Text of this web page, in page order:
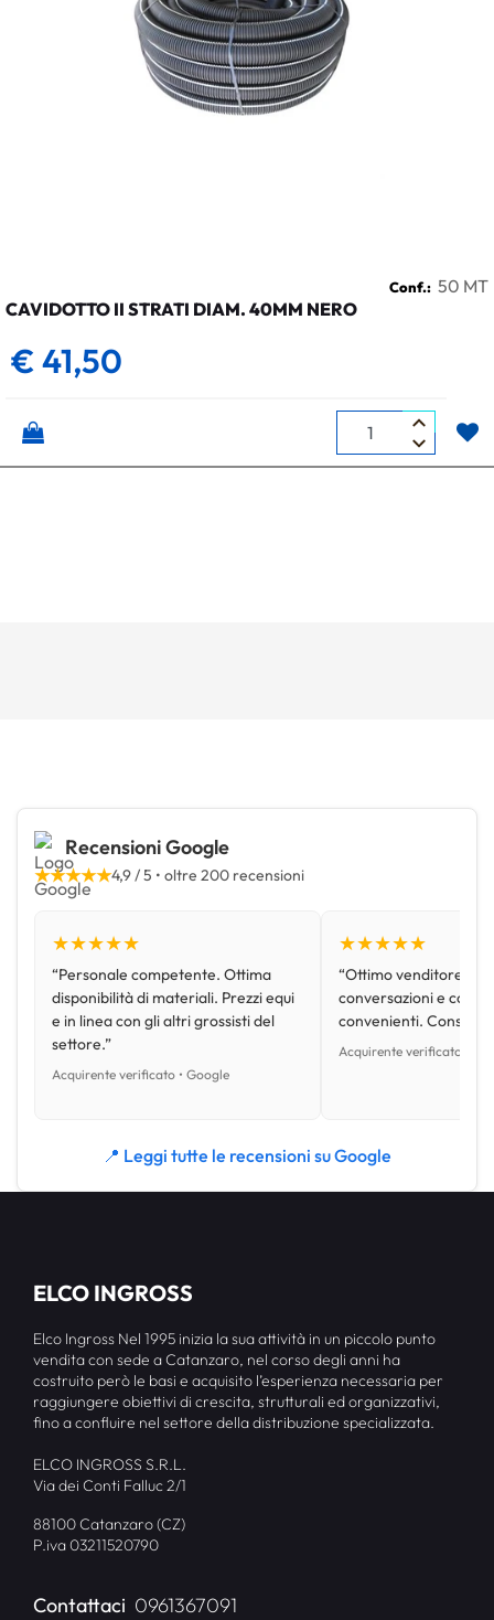
Conf.: 50 MT
CAVIDOTTO II STRATI DIAM. 40MM NERO
€ 41,50
Quantità
Recensioni Google
★★★★★4,9 / 5 • oltre 200 recensioni
★★★★★
“Personale competente. Ottima
disponibilità di materiali. Prezzi equi
e in linea con gli altri grossisti del
settore.”
Acquirente verificato • Google
★★★★★
“Ottimo venditore,
conversazioni e con
convenienti.
Acquirente verificato •
📍 Leggi tutte le recensioni su Google
ELCO INGROSS
Elco Ingross Nel 1995 inizia la sua attività in un piccolo punto
vendita con sede a Catanzaro, nel corso degli anni ha
costruito però le basi e acquisito l’esperienza necessaria per
raggiungere obiettivi di crescita, strutturali ed organizzativi,
fino a confluire nel settore della distribuzione specializzata.
ELCO INGROSS S.R.L.
Via dei Conti Falluc 2/1
88100 Catanzaro (CZ)
P.iva 03211520790
Contattaci 0961367091